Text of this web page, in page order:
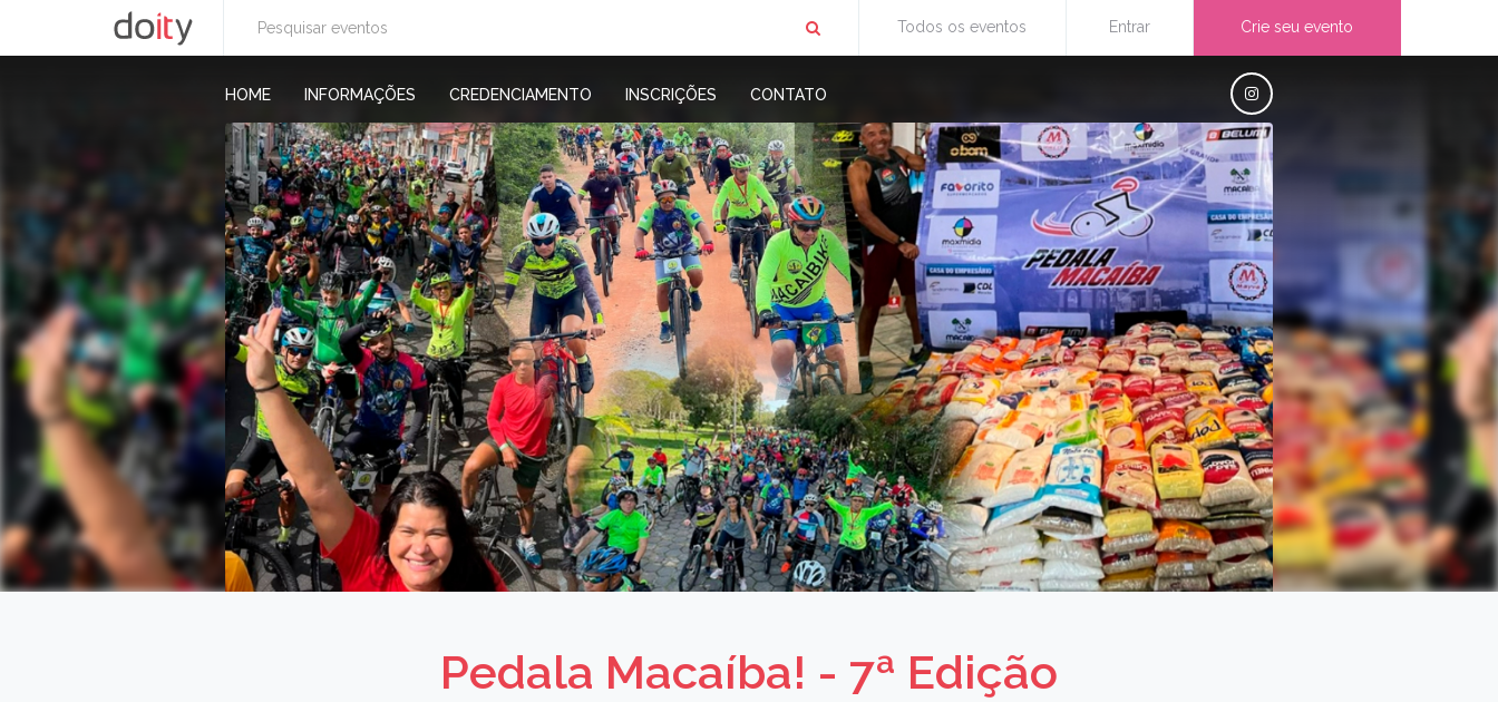
Todos os eventos Entrar Crie seu evento
HOME INFORMAÇÕES CREDENCIAMENTO INSCRIÇÕES CONTATO
Pedala Macaíba! - 7ª Edição